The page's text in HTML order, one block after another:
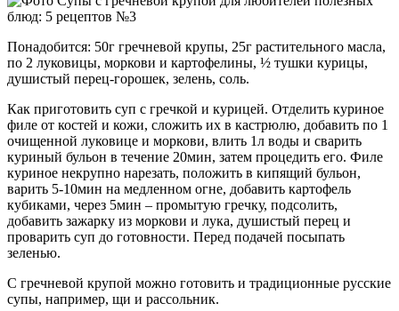
Понадобится: 50г гречневой крупы, 25г растительного масла,
по 2 луковицы, моркови и картофелины, ½ тушки курицы,
душистый перец-горошек, зелень, соль.
Как приготовить суп с гречкой и курицей. Отделить куриное
филе от костей и кожи, сложить их в кастрюлю, добавить по 1
очищенной луковице и моркови, влить 1л воды и сварить
куриный бульон в течение 20мин, затем процедить его. Филе
куриное некрупно нарезать, положить в кипящий бульон,
варить 5-10мин на медленном огне, добавить картофель
кубиками, через 5мин – промытую гречку, подсолить,
добавить зажарку из моркови и лука, душистый перец и
проварить суп до готовности. Перед подачей посыпать
зеленью.
С гречневой крупой можно готовить и традиционные русские
супы, например, щи и рассольник.